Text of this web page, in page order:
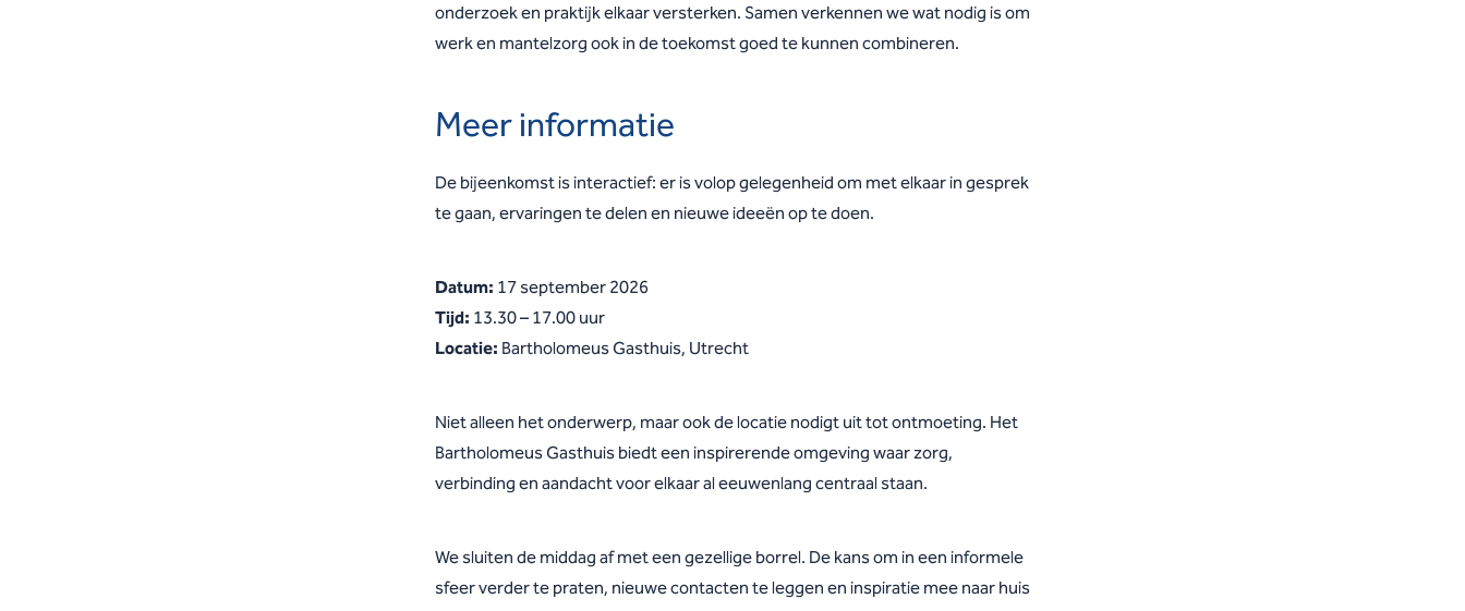
onderzoek en praktijk elkaar versterken. Samen verkennen we wat nodig is om
werk en mantelzorg ook in de toekomst goed te kunnen combineren.
Meer informatie
De bijeenkomst is interactief: er is volop gelegenheid om met elkaar in gesprek
te gaan, ervaringen te delen en nieuwe ideeën op te doen.
Datum: 17 september 2026
Tijd: 13.30 – 17.00 uur
Locatie: Bartholomeus Gasthuis, Utrecht
Niet alleen het onderwerp, maar ook de locatie nodigt uit tot ontmoeting. Het
Bartholomeus Gasthuis biedt een inspirerende omgeving waar zorg,
verbinding en aandacht voor elkaar al eeuwenlang centraal staan.
We sluiten de middag af met een gezellige borrel. De kans om in een informele
sfeer verder te praten, nieuwe contacten te leggen en inspiratie mee naar huis